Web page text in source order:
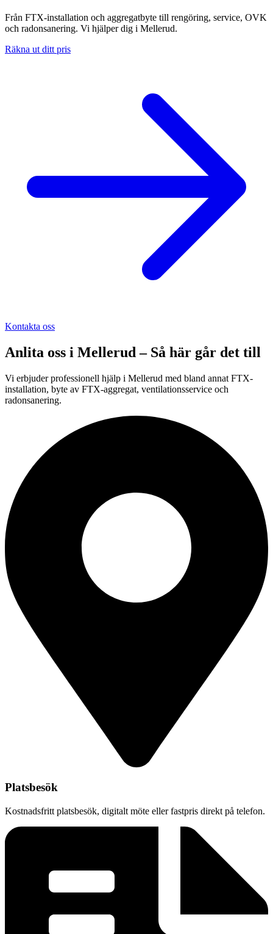
Från FTX-installation och aggregatbyte till rengöring, service, OVK
och radonsanering. Vi hjälper dig i Mellerud.
Räkna ut ditt pris
Kontakta oss
Anlita oss i Mellerud – Så här går det till
Vi erbjuder professionell hjälp i Mellerud med bland annat FTX-
installation, byte av FTX-aggregat, ventilationsservice och
radonsanering.
Platsbesök
Kostnadsfritt platsbesök, digitalt möte eller fastpris direkt på telefon.